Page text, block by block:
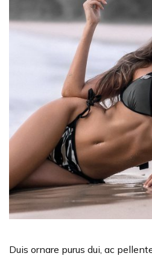
Duis ornare purus dui, ac